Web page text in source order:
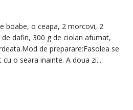
boabe, o ceapa, 2 morcovi, 2
dafin, 300 g de ciolan afumat,
de preparare:Fasolea se
o seara inainte. A doua zi...